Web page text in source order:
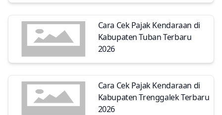
Cara Cek Pajak Kendaraan di
Kabupaten Tuban Terbaru
2026
Cara Cek Pajak Kendaraan di
Kabupaten Trenggalek Terbaru
2026